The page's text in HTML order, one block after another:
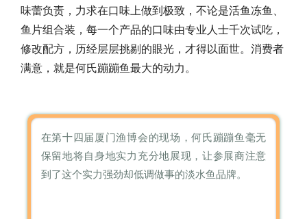
味蕾负责，力求在口味上做到极致，不论是活鱼冻鱼、
鱼片组合装，每一个产品的口味由专业人士千次试吃，
修改配方，历经层层挑剔的眼光，才得以面世。消费者
满意，就是何氏蹦蹦鱼最大的动力。
在第十四届厦门渔博会的现场，何氏蹦蹦鱼毫无
保留地将自身地实力充分地展现，让参展商注意
到了这个实力强劲却低调做事的淡水鱼品牌。